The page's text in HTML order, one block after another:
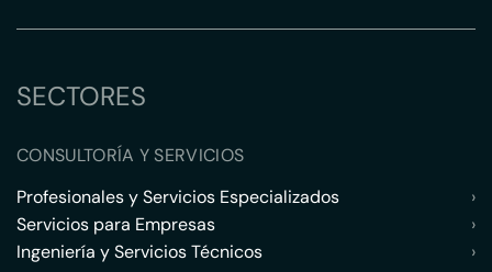
SECTORES
CONSULTORÍA Y SERVICIOS
Profesionales y Servicios Especializados
›
Servicios para Empresas
›
Ingeniería y Servicios Técnicos
›